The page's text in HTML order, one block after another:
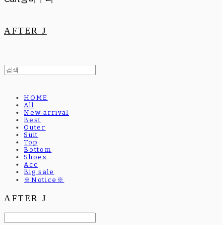
AFTER J
HOME
All
New arrival
Best
Outer
Suit
Top
Bottom
Shoes
Acc
Big sale
※Notice※
AFTER J